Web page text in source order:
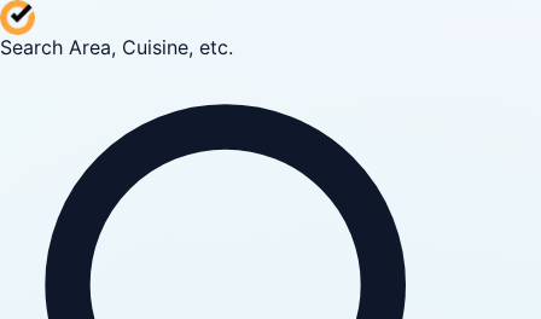
Search Area, Cuisine, etc.